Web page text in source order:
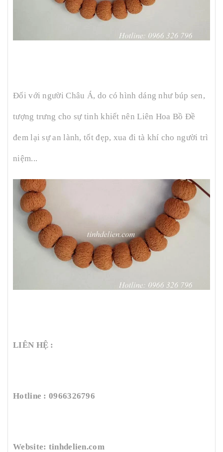
Đối với người Châu Á, do có hình dáng như búp sen,
tượng trưng cho sự tinh khiết nên Liên Hoa Bồ Đề
đem lại sự an lành, tốt đẹp, xua đi tà khí cho người trì
niệm...
LIÊN HỆ :
Hotline : 0966326796
Website: tinhdelien.com